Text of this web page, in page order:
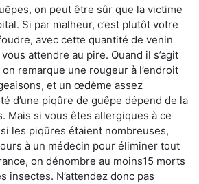
on peut être sûr que la victime
Si par malheur, c’est plutôt votre
avec cette quantité de venin
attendre au pire. Quand il s’agit
remarque une rougeur à l’endroit
et un œdème assez
d’une piqûre de guêpe dépend de la
Mais si vous êtes allergiques à ce
les piqûres étaient nombreuses,
à un médecin pour éliminer tout
on dénombre au moins15 morts
insectes. N’attendez donc pas